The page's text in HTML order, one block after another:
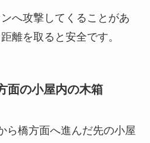
へ攻撃してくることがあ
離を取ると安全です。
面の小屋内の木箱
ら橋方面へ進んだ先の小屋